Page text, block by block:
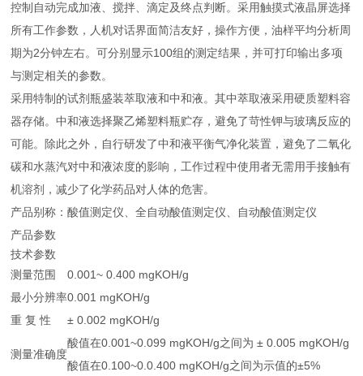
控制自动完成加液、搅拌、滴定及终点判断。采用触摸式液晶屏选择
所有工作参数，人机对话界面简洁友好，操作方便，油样平均分析周
期为2分钟左右。可分别显示100组的测定结果，并可打印输出多项
与测定相关的参数。
采用特制的试剂瓶盛装萃取液和中和液。其中萃取液采用硬质塑料容
器存储。中和液选择聚乙烯塑料瓶贮存，避免了苛性钾与玻璃反应的
可能。除此之外，自行研发了中和液平衡气净化装置，避免了二氧化
碳和水蒸汽对中和液浓度的影响，工作过程中使用者无需用手接触有
机溶剂，减少了化学药品对人体的危害。
产品别称：酸值测定仪、全自动酸值测定仪、自动酸值测定仪
产品参数
技术参数
测量范围
0.001~ 0.400 mgKOH/g
最小分辨率0.001 mgKOH/g
重 复 性
± 0.002 mgKOH/g
测量准确度
酸值在0.001~0.099 mgKOH/g之间为 ± 0.005 mgKOH/g
酸值在0.100~0.0.400 mgKOH/g之间为示值的±5%